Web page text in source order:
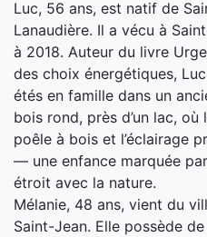
Luc, 56 ans, est natif de
Lanaudière. Il a vécu à
à 2018. Auteur du livre
des choix énergétiques,
étés en famille dans un
bois rond, près d’un lac,
poêle à bois et l’éclairage
— une enfance marquée
étroit avec la nature.
Mélanie, 48 ans, vient du
Saint-Jean. Elle possède